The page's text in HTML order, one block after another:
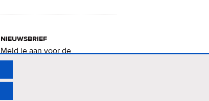
nieuwsbrief
Meld je aan voor de
Verrukkelijke 15-nieuwsbrief